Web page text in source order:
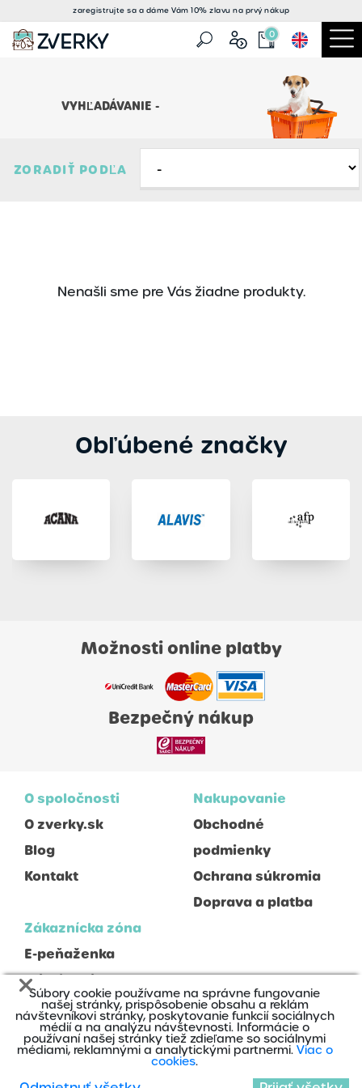
zaregistrujte sa a dáme Vám 10% zlavu na prvý nákup
0
VYHĽADÁVANIE -
ZORADIŤ PODĽA
Nenašli sme pre Vás žiadne produkty.
Obľúbené značky
Možnosti online platby
Bezpečný nákup
O spoločnosti
O zverky.sk
Blog
Kontakt
Nakupovanie
Obchodné
podmienky
Ochrana súkromia
Doprava a platba
Zákaznícka zóna
E-peňaženka
Prihlásenie
Registrácia
Súbory cookie používame na správne fungovanie
našej stránky, prispôsobenie obsahu a reklám
návštevníkovi stránky, poskytovanie funkcií sociálnych
médií a na analýzu návštevnosti. Informácie o
používaní našej stránky tiež zdieľame so sociálnymi
médiami, reklamnými a analytickými partnermi. Viac o
cookies.